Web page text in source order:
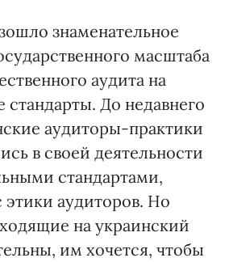
знаменательное
масштаба
аудита на
До недавнего
аудиторы-практики
в своей деятельности
стандартами,
этики аудиторов. Но
на украинский
им хочется, чтобы